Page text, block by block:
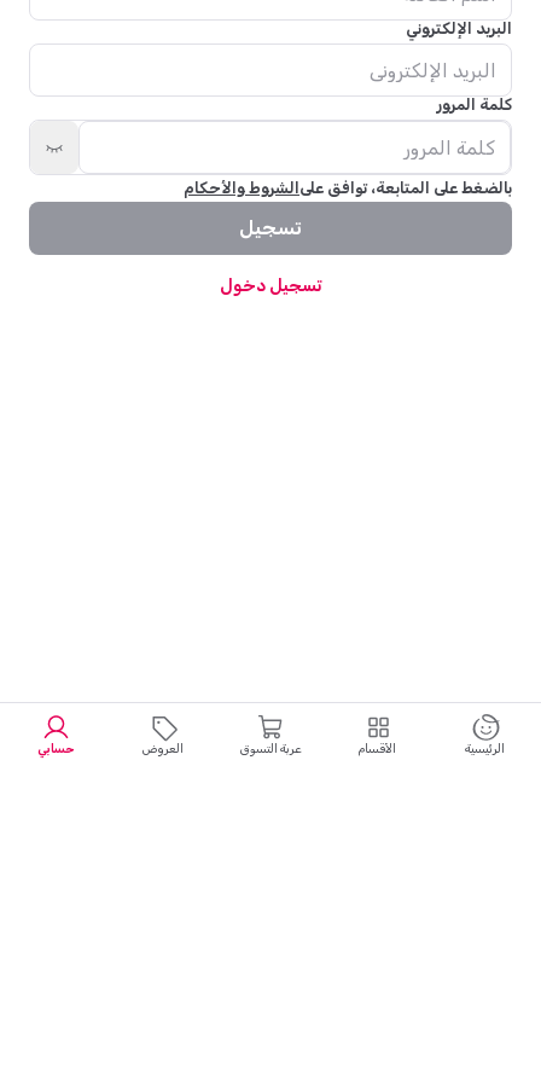
البريد الإلكتروني
كلمة المرور
بالضغط على المتابعة، توافق على الشروط والأحكام
تسجيل
تسجيل دخول
الرئيسية الأقسام عربة التسوق العروض حسابي